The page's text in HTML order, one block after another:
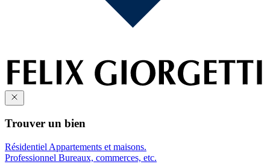
Trouver un bien
Résidentiel Appartements et maisons.
Professionnel Bureaux, commerces, etc.